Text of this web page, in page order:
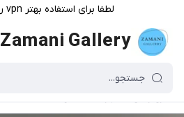
لطفا برای استفاده بهتر vpn را خاموش کنید
Zamani Gallery